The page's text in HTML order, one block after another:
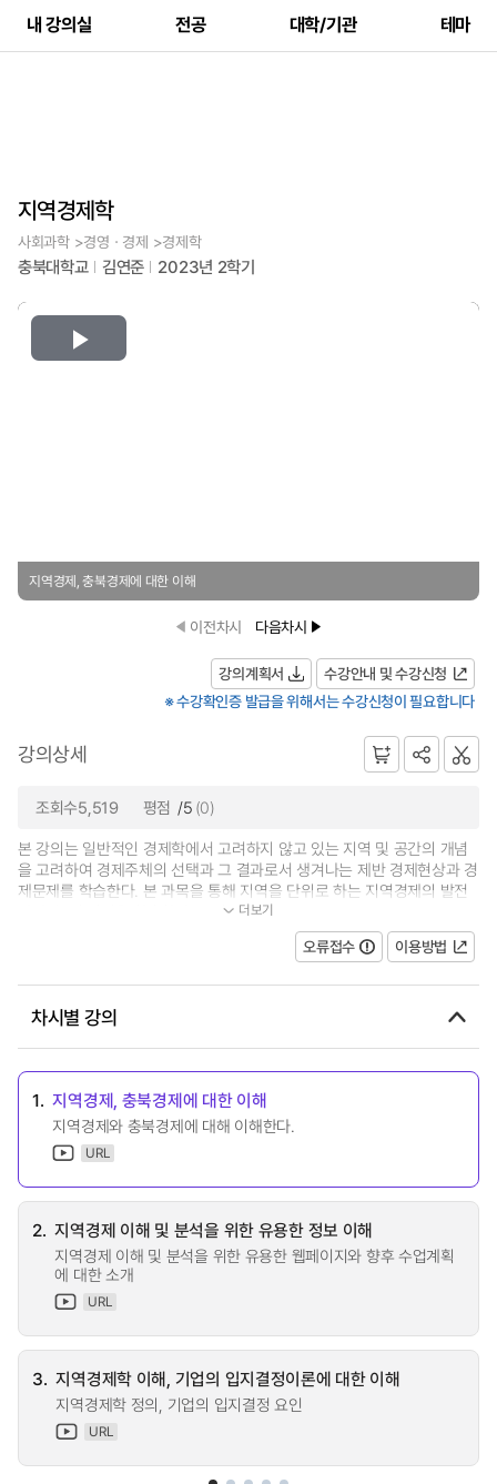
내 강의실 전공 대학/기관 테마
지역경제학
사회과학 >경영ㆍ경제 >경제학
충북대학교 김연준 2023년 2학기
Play
지역경제, 충북경제에 대한 이해
이전차시 다음차시
강의계획서
수강안내 및 수강신청
※ 수강확인증 발급을 위해서는 수강신청이 필요합니다
강의상세
조회수5,519 평점 /5 (0)
본 강의는 일반적인 경제학에서 고려하지 않고 있는 지역 및 공간의 개념
을 고려하여 경제주체의 선택과 그 결과로서 생겨나는 제반 경제현상과 경
제문제를 학습한다. 본 과목을 통해 지역을 단위로 하는 지역경제의 발전
방안, 분석 기법을 학습한다. 그리... 더보기
오류접수 이용방법
차시별 강의
1. 지역경제, 충북경제에 대한 이해
지역경제와 충북경제에 대해 이해한다.
URL
2. 지역경제 이해 및 분석을 위한 유용한 정보 이해
지역경제 이해 및 분석을 위한 유용한 웹페이지와 향후 수업계획
에 대한 소개
URL
3. 지역경제학 이해, 기업의 입지결정이론에 대한 이해
지역경제학 정의, 기업의 입지결정 요인
URL